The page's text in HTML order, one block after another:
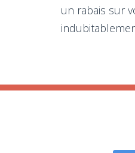
un rabais sur